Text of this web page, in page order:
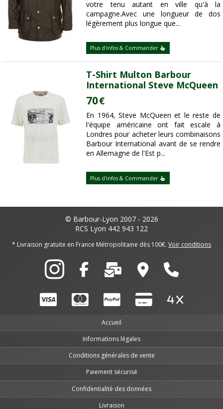
votre tenu autant en ville qu'à la
campagne.Avec une longueur de dos
légèrement plus longue que...
Plus d'infos & Commander
T-Shirt Multon Barbour
International Steve McQueen
70€
En 1964, Steve McQueen et le reste de
l'équipe américaine ont fait escale à
Londres pour acheter leurs combinaisons
Barbour International avant de se rendre
en Allemagne de l'Est p...
Plus d'infos & Commander
© Barbour-Lyon 2007 - 2026
RCS Lyon 442 943 122
* Livraison gratuite en France Métropolitaine dès 100€. Voir conditions
Accueil
Informations légales
Conditions générales de vente
Paiement sécurisé
Confidentialité des données
Livraison